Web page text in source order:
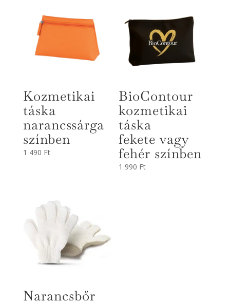
Kozmetikai
táska
narancssárga
színben
1 490 Ft
BioContour
kozmetikai
táska
fekete vagy
fehér színben
1 990 Ft
Narancsbőr